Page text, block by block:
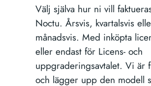
Välj själva hur ni vill
Noctu. Årsvis, kvartalsvis
månadsvis. Med inköpta
eller endast för Licens- och
uppgraderingsavtalet. Vi är
och lägger upp den modell